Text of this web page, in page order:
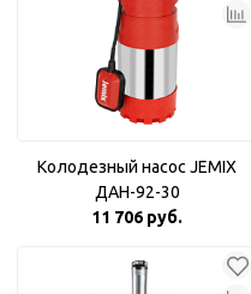
Колодезный насос JEMIX
ДАН-92-30
11 706 руб.